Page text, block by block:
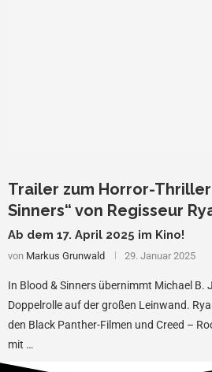
Trailer zum Horror-
Sinners“ von Regisseur
Ab dem 17. April 2025 im Kino!
von Markus Grunwald 29. Januar 2025
In Blood & Sinners übernimmt Michael B.
Doppelrolle auf der großen Leinwand.
den Black Panther-Filmen und Creed –
mit …